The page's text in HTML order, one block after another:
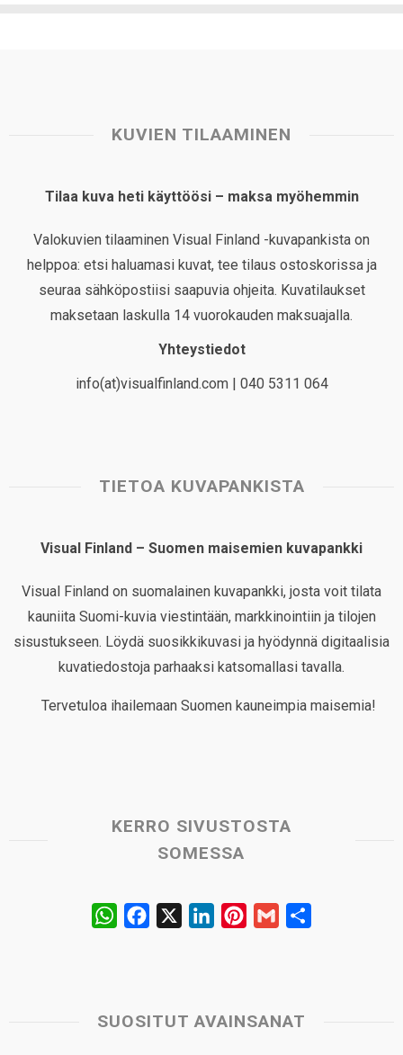
KUVIEN TILAAMINEN
Tilaa kuva heti käyttöösi – maksa myöhemmin
Valokuvien tilaaminen Visual Finland -kuvapankista on
helppoa: etsi haluamasi kuvat, tee tilaus ostoskorissa ja
seuraa sähköpostiisi saapuvia ohjeita. Kuvatilaukset
maksetaan laskulla 14 vuorokauden maksuajalla.
Yhteystiedot
info(at)visualfinland.com | 040 5311 064
TIETOA KUVAPANKISTA
Visual Finland – Suomen maisemien kuvapankki
Visual Finland on suomalainen kuvapankki, josta voit tilata
kauniita Suomi-kuvia viestintään, markkinointiin ja tilojen
sisustukseen. Löydä suosikkikuvasi ja hyödynnä digitaalisia
kuvatiedostoja parhaaksi katsomallasi tavalla.
Tervetuloa ihailemaan Suomen kauneimpia maisemia!
KERRO SIVUSTOSTA
SOMESSA
W
s
b
e
e
l
SUOSITUT AVAINSANAT